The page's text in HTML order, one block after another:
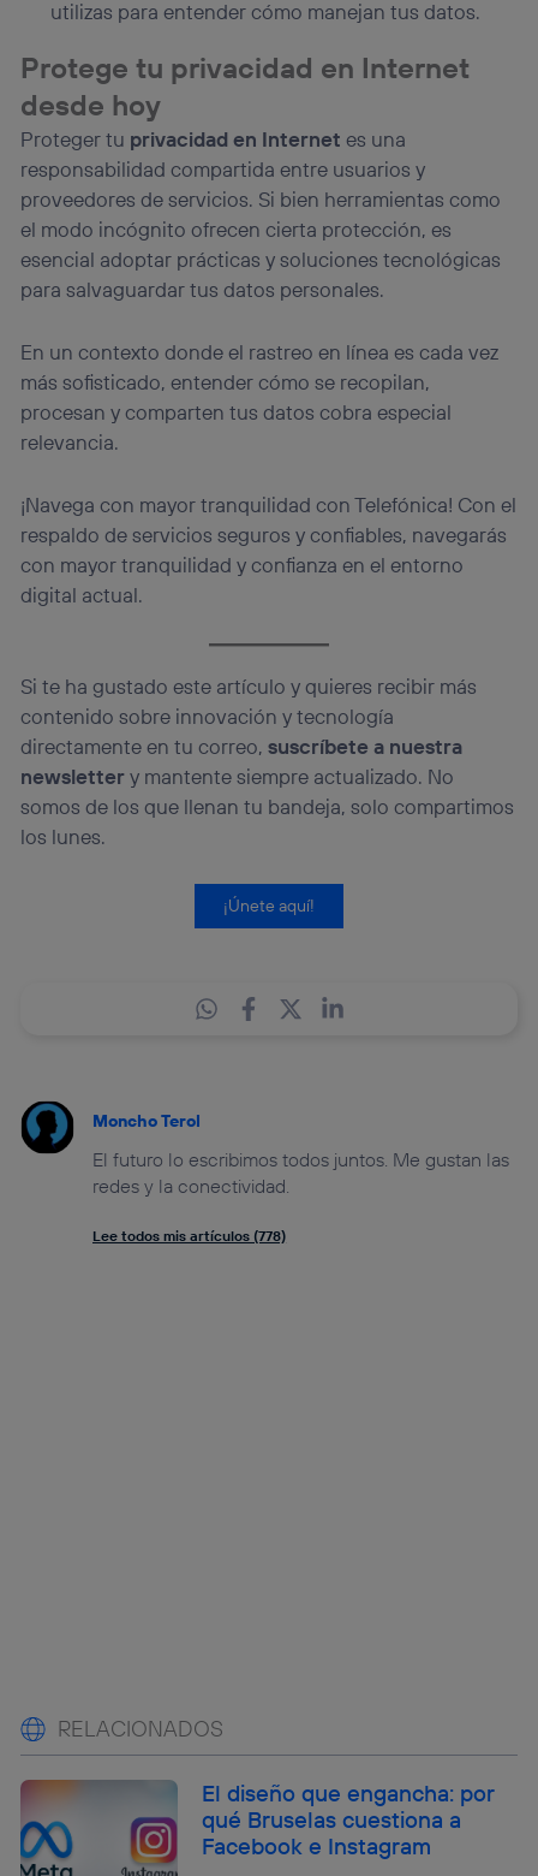
utilizas para entender cómo manejan tus datos.
Protege tu privacidad en Internet
desde hoy
Proteger tu privacidad en Internet es una
responsabilidad compartida entre usuarios y
proveedores de servicios. Si bien herramientas como
el modo incógnito ofrecen cierta protección, es
esencial adoptar prácticas y soluciones tecnológicas
para salvaguardar tus datos personales.
En un contexto donde el rastreo en línea es cada vez
más sofisticado, entender cómo se recopilan,
procesan y comparten tus datos cobra especial
relevancia.
¡Navega con mayor tranquilidad con Telefónica! Con el
respaldo de servicios seguros y confiables, navegarás
con mayor tranquilidad y confianza en el entorno
digital actual.
Si te ha gustado este artículo y quieres recibir más
contenido sobre innovación y tecnología
directamente en tu correo,suscríbete a nuestra
newslettery mantente siempre actualizado. No
somos de los que llenan tu bandeja, solo compartimos
los lunes.
¡Únete aquí!
Moncho Terol
El futuro lo escribimos todos juntos. Me gustan las
redes y la conectividad.
Lee todos mis artículos (778)
RELACIONADOS
El diseño que engancha: por
qué Bruselas cuestiona a
Facebook e Instagram